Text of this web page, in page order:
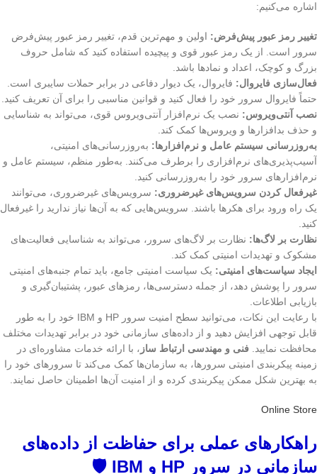
اشاره می‌کنیم:
تغییر رمز عبور پیش‌فرض: اولین و مهم‌ترین قدم، تغییر رمز عبور پیش‌فرض
سرور است. از یک رمز عبور قوی و پیچیده استفاده کنید که شامل حروف
بزرگ و کوچک، اعداد و نمادها باشد.
فعال‌سازی فایروال: فایروال، یک دیوار دفاعی در برابر حملات سایبری است.
حتماً فایروال سرور خود را فعال کنید و قوانین مناسبی را برای آن تعریف کنید.
نصب آنتی‌ویروس: نصب یک نرم‌افزار آنتی‌ویروس قوی، می‌تواند به شناسایی
و حذف بدافزارها و ویروس‌ها کمک کند.
به‌روزرسانی سیستم عامل و نرم‌افزارها: به‌روزرسانی‌های امنیتی،
آسیب‌پذیری‌های نرم‌افزاری را برطرف می‌کنند. به‌طور منظم، سیستم عامل و
نرم‌افزارهای سرور خود را به‌روزرسانی کنید.
غیرفعال کردن سرویس‌های غیرضروری: سرویس‌های غیرضروری، می‌توانند
یک راه ورود برای هکرها باشند. سرویس‌هایی که به آن‌ها نیاز ندارید را غیرفعال
کنید.
نظارت بر لاگ‌ها: نظارت بر لاگ‌های سرور، می‌تواند به شناسایی فعالیت‌های
مشکوک و تهدیدات امنیتی کمک کند.
ایجاد سیاست‌های امنیتی: یک سیاست امنیتی جامع، باید تمام جنبه‌های امنیتی
سرور را پوشش دهد، از جمله دسترسی‌ها، رمزهای عبور، پشتیبان‌گیری و
بازیابی اطلاعات.
با رعایت این نکات، می‌توانید سطح امنیت سرور HP و IBM خود را به طور
قابل توجهی افزایش دهید و از داده‌های سازمانی خود در برابر تهدیدات مختلف
محافظت نمایید. فنی و مهندسی ارتباط ساز ، با ارائه خدمات مشاوره‌ای در
زمینه پیکربندی امنیتی سرورها، به سازمان‌ها کمک می‌کند تا سرورهای خود را
به بهترین شکل ممکن پیکربندی کرده و از امنیت آن‌ها اطمینان حاصل نمایند.
Online Store
راهکارهای عملی برای حفاظت از داده‌های
سازمانی در سرور HP و IBM 🛡️